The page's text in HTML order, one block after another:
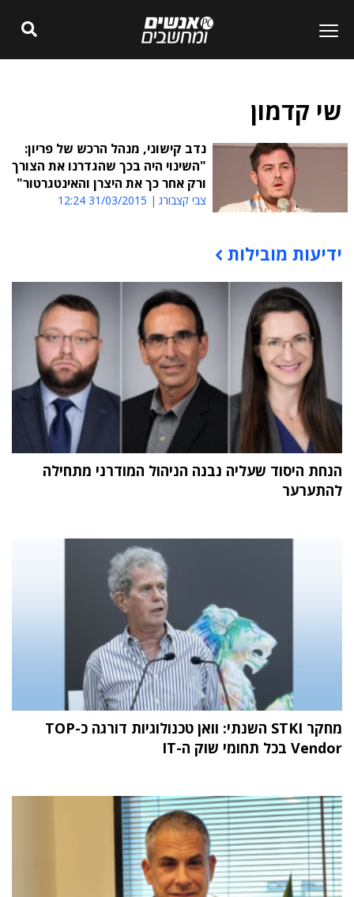
שי קדמון
נדב קישוני, מנהל הרכש של פריון:
"השינוי היה בכך שהגדרנו את הצורך
ורק אחר כך את היצרן והאינטגרטור"
צבי קצבורג 31/03/2015 12:24
תוכן פרסומי
ידיעות מובילות
הנחת היסוד שעליה נבנה הניהול המודרני מתחילה
להתערער
מחקר STKI השנתי: וואן טכנולוגיות דורגה כ-TOP
Vendor בכל תחומי שוק ה-IT